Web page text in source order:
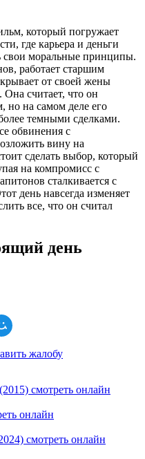
который погружает
где карьера и деньги
свои моральные принципы.
работает старшим
от своей жены
считает, что он
но на самом деле его
темными сделками.
обвинения с
вину на
сделать выбор, который
на компромисс с
сталкивается с
день навсегда изменяет
все, что он считал
день
жалобу